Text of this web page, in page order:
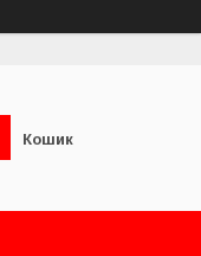
Кошик